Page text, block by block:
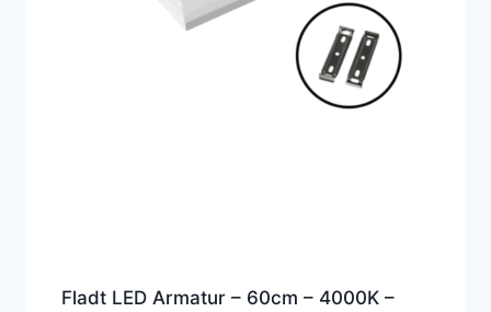
Fladt LED Armatur – 60cm – 4000K –